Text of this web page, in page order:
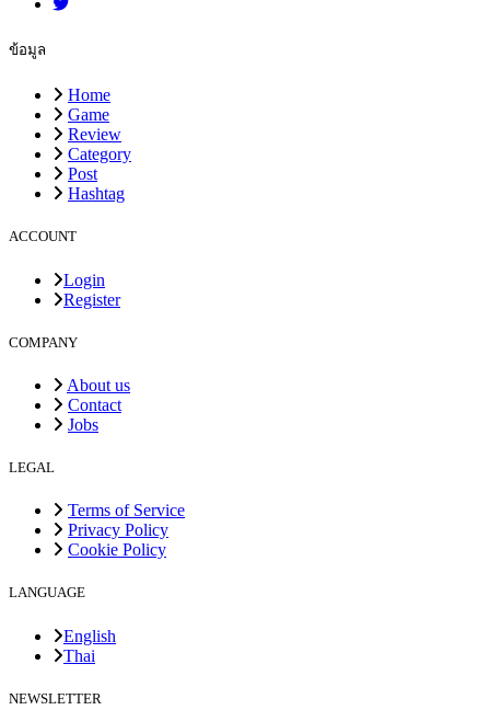
ข้อมูล
Home
Game
Review
Category
Post
Hashtag
ACCOUNT
Login
Register
COMPANY
About us
Contact
Jobs
LEGAL
Terms of Service
Privacy Policy
Cookie Policy
LANGUAGE
English
Thai
NEWSLETTER